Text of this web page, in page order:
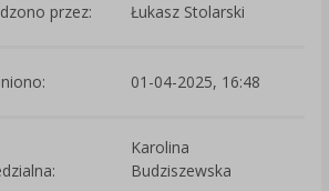
przez: Łukasz Stolarski
01-04-2025, 16:48
Karolina
Budziszewska